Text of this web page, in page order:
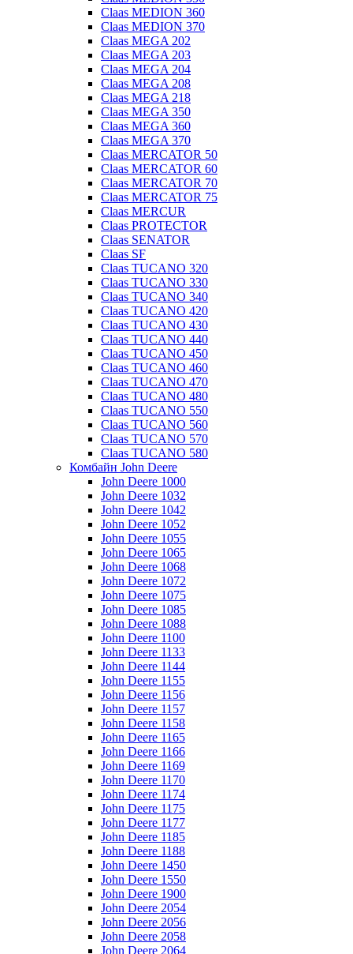
Claas MEDION 360
Claas MEDION 370
Claas MEGA 202
Claas MEGA 203
Claas MEGA 204
Claas MEGA 208
Claas MEGA 218
Claas MEGA 350
Claas MEGA 360
Claas MEGA 370
Claas MERCATOR 50
Claas MERCATOR 60
Claas MERCATOR 70
Claas MERCATOR 75
Claas MERCUR
Claas PROTECTOR
Claas SENATOR
Claas SF
Claas TUCANO 320
Claas TUCANO 330
Claas TUCANO 340
Claas TUCANO 420
Claas TUCANO 430
Claas TUCANO 440
Claas TUCANO 450
Claas TUCANO 460
Claas TUCANO 470
Claas TUCANO 480
Claas TUCANO 550
Claas TUCANO 560
Claas TUCANO 570
Claas TUCANO 580
Комбайн John Deere
John Deere 1000
John Deere 1032
John Deere 1042
John Deere 1052
John Deere 1055
John Deere 1065
John Deere 1068
John Deere 1072
John Deere 1075
John Deere 1085
John Deere 1088
John Deere 1100
John Deere 1133
John Deere 1144
John Deere 1155
John Deere 1156
John Deere 1157
John Deere 1158
John Deere 1165
John Deere 1166
John Deere 1169
John Deere 1170
John Deere 1174
John Deere 1175
John Deere 1177
John Deere 1185
John Deere 1188
John Deere 1450
John Deere 1550
John Deere 1900
John Deere 2054
John Deere 2056
John Deere 2058
John Deere 2064